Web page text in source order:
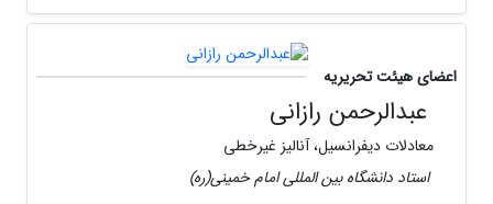
اعضای هیئت تحریریه
عبدالرحمن رازانی
معادلات دیفرانسیل، آنالیز غیرخطی
استاد دانشگاه بین المللی امام خمینی(ره)